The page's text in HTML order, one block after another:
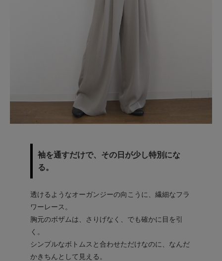
袖を通すだけで、その日が少し特別にな
る。
透けるようなオーガンジーの向こうに、繊細なフラ
ワーレース。
胸元のボザムは、さりげなく、でも確かに目を引
く。
シンプルなボトムスと合わせただけなのに、なんだ
かきちんとして見える。